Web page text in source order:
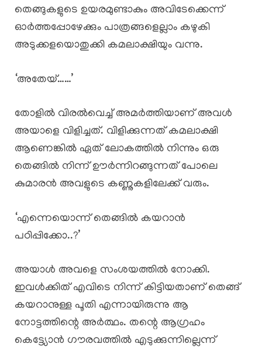
തെങ്ങുകളുടെ ഉയരമുണ്ടാകും അവിടേക്കെന്ന്
ഓർത്തപ്പോഴേക്കും പാത്രങ്ങളെല്ലാം കഴുകി
അടുക്കളയൊതുക്കി കമലാക്ഷിയും വന്നു.
‘അതേയ്……’
തോളിൽ വിരൽവെച്ച് അമർത്തിയാണ് അവൾ
അയാളെ വിളിച്ചത്. വിളിക്കുന്നത് കമലാക്ഷി
ആണെങ്കിൽ ഏത് ലോകത്തിൽ നിന്നും ഒരു
തെങ്ങിൽ നിന്ന് ഊർന്നിറങ്ങുന്നത് പോലെ
കുമാരൻ അവളുടെ കണ്ണുകളിലേക്ക് വരും.
‘എന്നെയൊന്ന് തെങ്ങിൽ കയറാൻ
പഠിപ്പിക്കോ..?’
അയാൾ അവളെ സംശയത്തിൽ നോക്കി.
ഇവൾക്കിത് എവിടെ നിന്ന് കിട്ടിയതാണ് തെങ്ങ്
കയറാനുള്ള പൂതി എന്നായിരുന്നു ആ
നോട്ടത്തിന്റെ അർത്ഥം. തന്റെ ആഗ്രഹം
കെട്ട്യോൻ ഗൗരവത്തിൽ എടുക്കുന്നില്ലെന്ന്